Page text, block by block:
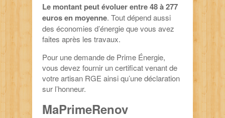
Le montant peut évoluer entre 48 à 277
euros en moyenne. Tout dépend aussi
des économies d’énergie que vous avez
faites après les travaux.
Pour une demande de Prime Énergie,
vous devez fournir un certificat venant de
votre artisan RGE ainsi qu’une déclaration
sur l’honneur.
MaPrimeRenov